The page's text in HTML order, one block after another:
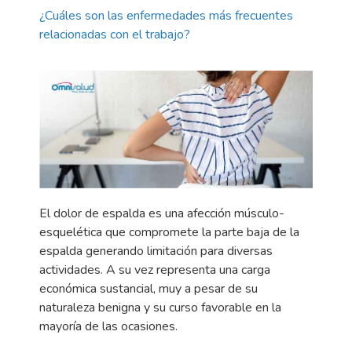
¿Cuáles son las enfermedades más frecuentes
relacionadas con el trabajo?
El dolor de espalda es una afección músculo-
esquelética que compromete la parte baja de la
espalda generando limitación para diversas
actividades. A su vez representa una carga
económica sustancial, muy a pesar de su
naturaleza benigna y su curso favorable en la
mayoría de las ocasiones.